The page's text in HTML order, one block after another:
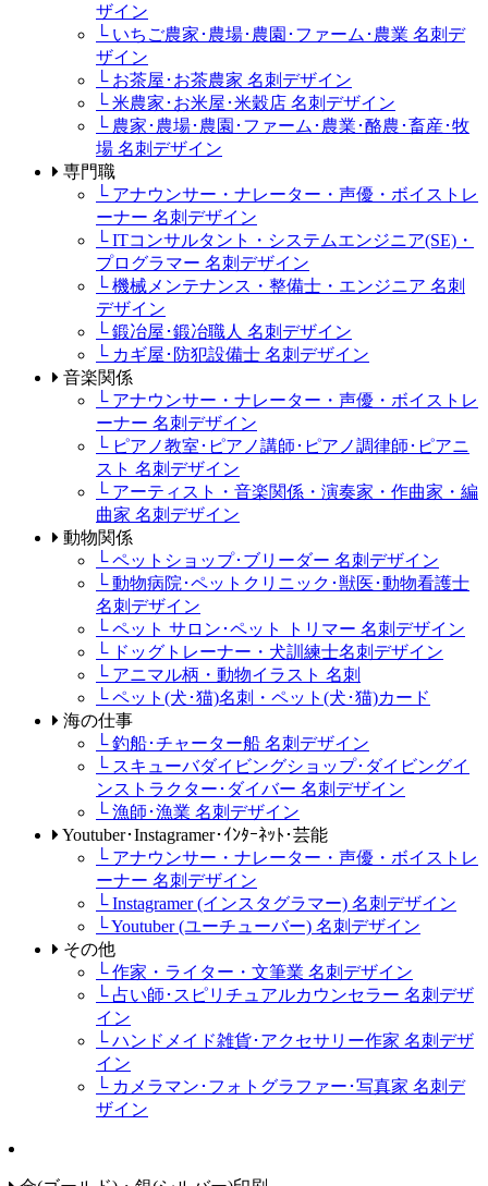
ザイン
└ いちご農家･農場･農園･ファーム･農業 名刺デ
ザイン
└ お茶屋･お茶農家 名刺デザイン
└ 米農家･お米屋･米穀店 名刺デザイン
└ 農家･農場･農園･ファーム･農業･酪農･畜産･牧
場 名刺デザイン
専門職
└ アナウンサー・ナレーター・声優・ボイストレ
ーナー 名刺デザイン
└ ITコンサルタント・システムエンジニア(SE)・
プログラマー 名刺デザイン
└ 機械メンテナンス・整備士・エンジニア 名刺
デザイン
└ 鍛冶屋･鍛冶職人 名刺デザイン
└ カギ屋･防犯設備士 名刺デザイン
音楽関係
└ アナウンサー・ナレーター・声優・ボイストレ
ーナー 名刺デザイン
└ ピアノ教室･ピアノ講師･ピアノ調律師･ピアニ
スト 名刺デザイン
└ アーティスト・音楽関係・演奏家・作曲家・編
曲家 名刺デザイン
動物関係
└ ペットショップ･ブリーダー 名刺デザイン
└ 動物病院･ペットクリニック･獣医･動物看護士
名刺デザイン
└ ペット サロン･ペット トリマー 名刺デザイン
└ ドッグトレーナー・犬訓練士名刺デザイン
└ アニマル柄・動物イラスト 名刺
└ ペット(犬･猫)名刺・ペット(犬･猫)カード
海の仕事
└ 釣船･チャーター船 名刺デザイン
└ スキューバダイビングショップ･ダイビングイ
ンストラクター･ダイバー 名刺デザイン
└ 漁師･漁業 名刺デザイン
Youtuber･Instagramer･ｲﾝﾀｰﾈｯﾄ･芸能
└ アナウンサー・ナレーター・声優・ボイストレ
ーナー 名刺デザイン
└ Instagramer (インスタグラマー) 名刺デザイン
└ Youtuber (ユーチューバー) 名刺デザイン
その他
└ 作家・ライター・文筆業 名刺デザイン
└ 占い師･スピリチュアルカウンセラー 名刺デザ
イン
└ ハンドメイド雑貨･アクセサリー作家 名刺デザ
イン
└ カメラマン･フォトグラファー･写真家 名刺デ
ザイン